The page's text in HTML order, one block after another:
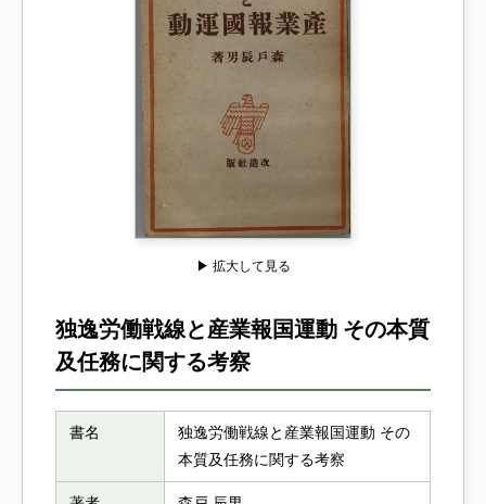
▶ 拡大して見る
独逸労働戦線と産業報国運動 その本質
及任務に関する考察
書名
独逸労働戦線と産業報国運動 その
本質及任務に関する考察